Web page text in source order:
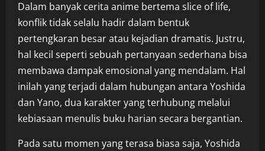
Dalam banyak cerita anime bertema slice of life,
konflik tidak selalu hadir dalam bentuk
pertengkaran besar atau kejadian dramatis. Justru,
hal kecil seperti sebuah pertanyaan sederhana bisa
membawa dampak emosional yang mendalam. Hal
inilah yang terjadi dalam hubungan antara Yoshida
dan Yano, dua karakter yang terhubung melalui
kebiasaan menulis buku harian secara bergantian.
Pada satu momen yang terasa biasa saja, Yoshida